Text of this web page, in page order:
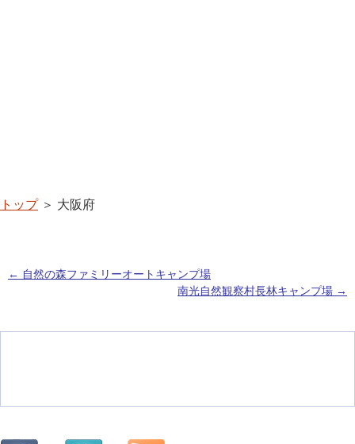
トップ＞ 大阪府
← 自然の森ファミリーオートキャンプ場
南光自然観察村長林キャンプ場 →